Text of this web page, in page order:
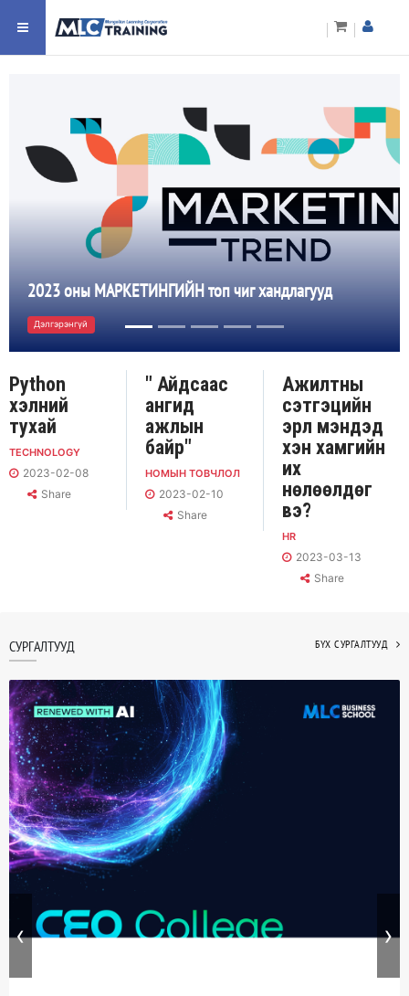
2023 оны МАРКЕТИНГИЙН топ чиг хандлагууд
Дэлгэрэнгүй
Python
хэлний
тухай
TECHNOLOGY
2023-02-08
Share
" Айдсаас
ангид
ажлын
байр"
НОМЫН ТОВЧЛОЛ
2023-02-10
Share
Ажилтны
сэтгэцийн
эрүүл мэндэд
хэн хамгийн
их
нөлөөлдөг
вэ?
HR
2023-03-13
Share
СУРГАЛТУУД БҮХ СУРГАЛТУУД
‹ ›